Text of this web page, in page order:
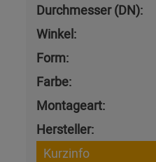
Durchmesser (DN):
Winkel:
Form:
Farbe:
Montageart:
Hersteller:
Kurzinfo